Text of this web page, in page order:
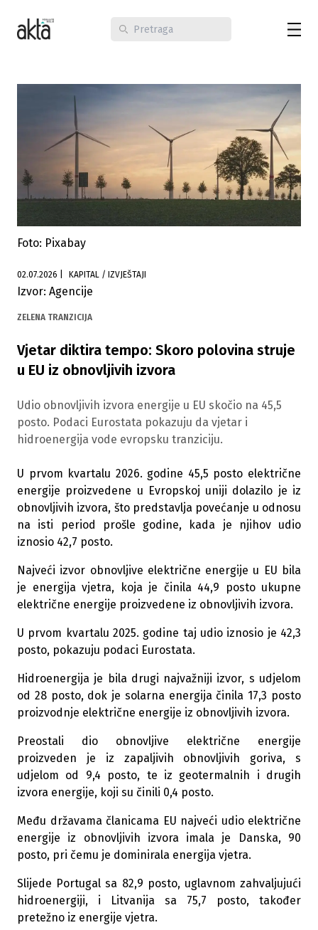
Foto: Pixabay
02.07.2026 KAPITAL / IZVJEŠTAJI
Izvor: Agencije
ZELENA TRANZICIJA
Vjetar diktira tempo: Skoro polovina struje
u EU iz obnovljivih izvora
Udio obnovljivih izvora energije u EU skočio na 45,5
posto. Podaci Eurostata pokazuju da vjetar i
hidroenergija vode evropsku tranziciju.
U prvom kvartalu 2026. godine 45,5 posto električne
energije proizvedene u Evropskoj uniji dolazilo je iz
obnovljivih izvora, što predstavlja povećanje u odnosu
na isti period prošle godine, kada je njihov udio
iznosio 42,7 posto.
Najveći izvor obnovljive električne energije u EU bila
je energija vjetra, koja je činila 44,9 posto ukupne
električne energije proizvedene iz obnovljivih izvora.
U prvom kvartalu 2025. godine taj udio iznosio je 42,3
posto, pokazuju podaci Eurostata.
Hidroenergija je bila drugi najvažniji izvor, s udjelom
od 28 posto, dok je solarna energija činila 17,3 posto
proizvodnje električne energije iz obnovljivih izvora.
Preostali dio obnovljive električne energije
proizveden je iz zapaljivih obnovljivih goriva, s
udjelom od 9,4 posto, te iz geotermalnih i drugih
izvora energije, koji su činili 0,4 posto.
Među državama članicama EU najveći udio električne
energije iz obnovljivih izvora imala je Danska, 90
posto, pri čemu je dominirala energija vjetra.
Slijede Portugal sa 82,9 posto, uglavnom zahvaljujući
hidroenergiji, i Litvanija sa 75,7 posto, također
pretežno iz energije vjetra.